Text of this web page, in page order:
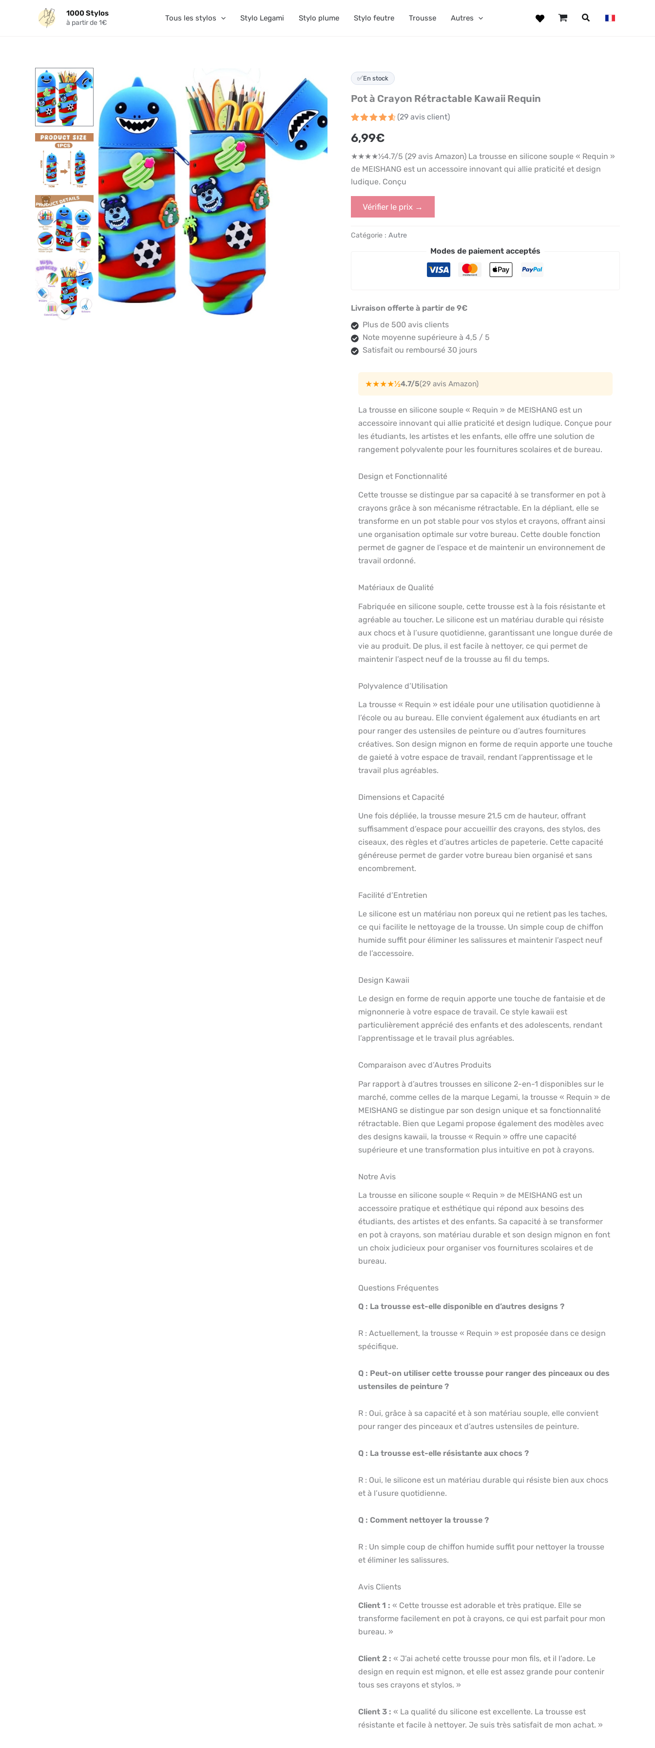
1000 Stylos
à partir de 1€ Tous les stylos Stylo Legami Stylo plume Stylo feutre Trousse Autres
✅En stock
Pot à Crayon Rétractable Kawaii Requin
sur 5
basé
sur
notations
client
(29 avis client)
6,99€
★★★★½4.7/5 (29 avis Amazon) La trousse en silicone souple « Requin »
de MEISHANG est un accessoire innovant qui allie praticité et design
ludique. Conçu
Vérifier le prix →
Catégorie : Autre
Modes de paiement acceptés
Livraison offerte à partir de 9€
Plus de 500 avis clients
Note moyenne supérieure à 4,5 / 5
Satisfait ou remboursé 30 jours
★★★★½4.7/5(29 avis Amazon)
La trousse en silicone souple « Requin » de MEISHANG est un
accessoire innovant qui allie praticité et design ludique. Conçue pour
les étudiants, les artistes et les enfants, elle offre une solution de
rangement polyvalente pour les fournitures scolaires et de bureau.
Design et Fonctionnalité
Cette trousse se distingue par sa capacité à se transformer en pot à
crayons grâce à son mécanisme rétractable. En la dépliant, elle se
transforme en un pot stable pour vos stylos et crayons, offrant ainsi
une organisation optimale sur votre bureau. Cette double fonction
permet de gagner de l’espace et de maintenir un environnement de
travail ordonné.
Matériaux de Qualité
Fabriquée en silicone souple, cette trousse est à la fois résistante et
agréable au toucher. Le silicone est un matériau durable qui résiste
aux chocs et à l’usure quotidienne, garantissant une longue durée de
vie au produit. De plus, il est facile à nettoyer, ce qui permet de
maintenir l’aspect neuf de la trousse au fil du temps.
Polyvalence d’Utilisation
La trousse « Requin » est idéale pour une utilisation quotidienne à
l’école ou au bureau. Elle convient également aux étudiants en art
pour ranger des ustensiles de peinture ou d’autres fournitures
créatives. Son design mignon en forme de requin apporte une touche
de gaieté à votre espace de travail, rendant l’apprentissage et le
travail plus agréables.
Dimensions et Capacité
Une fois dépliée, la trousse mesure 21,5 cm de hauteur, offrant
suffisamment d’espace pour accueillir des crayons, des stylos, des
ciseaux, des règles et d’autres articles de papeterie. Cette capacité
généreuse permet de garder votre bureau bien organisé et sans
encombrement.
Facilité d’Entretien
Le silicone est un matériau non poreux qui ne retient pas les taches,
ce qui facilite le nettoyage de la trousse. Un simple coup de chiffon
humide suffit pour éliminer les salissures et maintenir l’aspect neuf
de l’accessoire.
Design Kawaii
Le design en forme de requin apporte une touche de fantaisie et de
mignonnerie à votre espace de travail. Ce style kawaii est
particulièrement apprécié des enfants et des adolescents, rendant
l’apprentissage et le travail plus agréables.
Comparaison avec d’Autres Produits
Par rapport à d’autres trousses en silicone 2-en-1 disponibles sur le
marché, comme celles de la marque Legami, la trousse « Requin » de
MEISHANG se distingue par son design unique et sa fonctionnalité
rétractable. Bien que Legami propose également des modèles avec
des designs kawaii, la trousse « Requin » offre une capacité
supérieure et une transformation plus intuitive en pot à crayons.
Notre Avis
La trousse en silicone souple « Requin » de MEISHANG est un
accessoire pratique et esthétique qui répond aux besoins des
étudiants, des artistes et des enfants. Sa capacité à se transformer
en pot à crayons, son matériau durable et son design mignon en font
un choix judicieux pour organiser vos fournitures scolaires et de
bureau.
Questions Fréquentes
Q : La trousse est-elle disponible en d’autres designs ?
R : Actuellement, la trousse « Requin » est proposée dans ce design
spécifique.
Q : Peut-on utiliser cette trousse pour ranger des pinceaux ou des
ustensiles de peinture ?
R : Oui, grâce à sa capacité et à son matériau souple, elle convient
pour ranger des pinceaux et d’autres ustensiles de peinture.
Q : La trousse est-elle résistante aux chocs ?
R : Oui, le silicone est un matériau durable qui résiste bien aux chocs
et à l’usure quotidienne.
Q : Comment nettoyer la trousse ?
R : Un simple coup de chiffon humide suffit pour nettoyer la trousse
et éliminer les salissures.
Avis Clients
Client 1 : « Cette trousse est adorable et très pratique. Elle se
transforme facilement en pot à crayons, ce qui est parfait pour mon
bureau. »
Client 2 : « J’ai acheté cette trousse pour mon fils, et il l’adore. Le
design en requin est mignon, et elle est assez grande pour contenir
tous ses crayons et stylos. »
Client 3 : « La qualité du silicone est excellente. La trousse est
résistante et facile à nettoyer. Je suis très satisfait de mon achat. »